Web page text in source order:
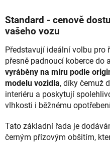
Standard - cenově
vašeho vozu
Představují ideální volbu pro
přesně padnoucí koberce do
vyráběny na míru podle
modelu vozidla, díky čemuž
interiéru a poskytují
vlhkosti i běžnému
Tato základní řada je
černým přízovým obšitím,